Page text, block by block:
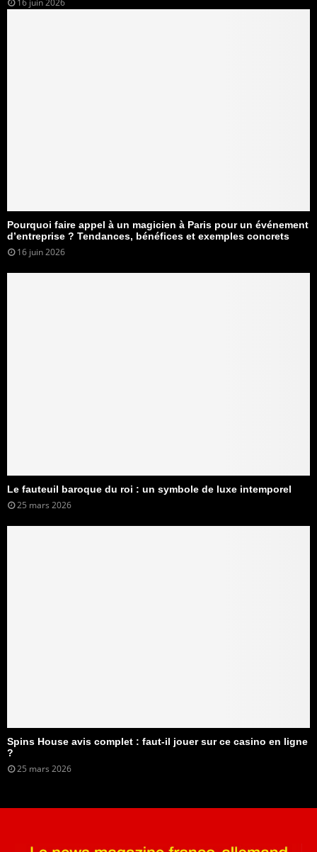
16 juin 2026
Pourquoi faire appel à un magicien à Paris pour un événement
d’entreprise ? Tendances, bénéfices et exemples concrets
16 juin 2026
Le fauteuil baroque du roi : un symbole de luxe intemporel
25 mars 2026
Spins House avis complet : faut-il jouer sur ce casino en ligne
?
25 mars 2026